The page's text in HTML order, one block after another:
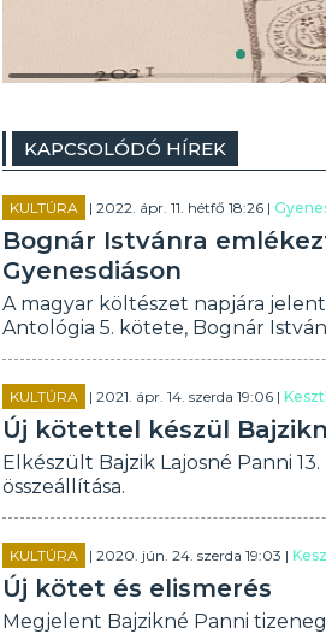
KAPCSOLÓDÓ HÍREK
KULTÚRA | 2022. ápr. 11. hétfő 18:26 |
Bognár Istvánra
Gyenesdiáson
A magyar költészet napjára
Antológia 5. kötete, Bognár
KULTÚRA | 2021. ápr. 14. szerda 19:06 |
Új kötettel készül
Elkészült Bajzik Lajosné Panni
összeállítása.
KULTÚRA | 2020. jún. 24. szerda 19:03 |
Új kötet és elismerés
Megjelent Bajzikné Panni